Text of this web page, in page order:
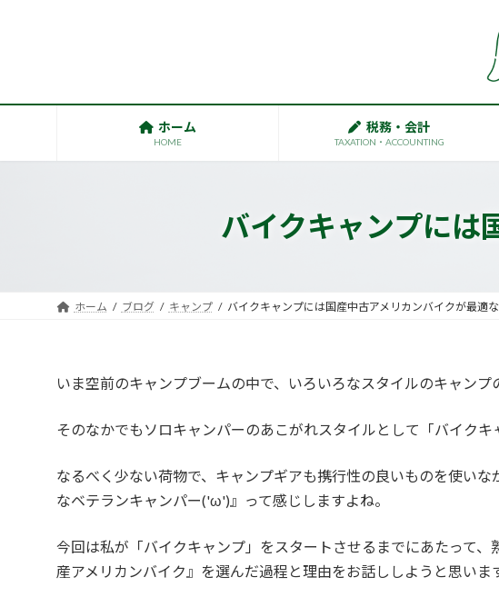
キ
に
ホーム
HOME
税務・会計
TAXATION・ACCOUNTING
バイクキャンプには
ホーム ブログ キャンプ バイクキャンプには国産中古アメリカンバイクが最適
いま空前のキャンプブームの中で、いろいろなスタイルのキャンプ
そのなかでもソロキャンパーのあこがれスタイルとして「バイクキ
なるべく少ない荷物で、キャンプギアも携行性の良いものを使い
なベテランキャンパー('ω')』って感じしますよね。
今回は私が「バイクキャンプ」をスタートさせるまでにあたって
産アメリカンバイク』を選んだ過程と理由をお話ししようと思いま